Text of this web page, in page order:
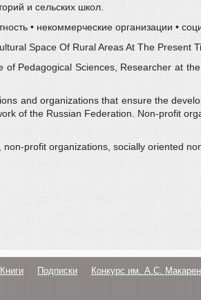
и сельских школ.
• некоммерческие организации •
Space Of Rural Areas At The Present
of Pedagogical Sciences, Researcher at
and organizations that ensure the
of the Russian Federation. Non-profit
profit organizations, socially oriented
Книги Подписки Конкурс им. А.С.